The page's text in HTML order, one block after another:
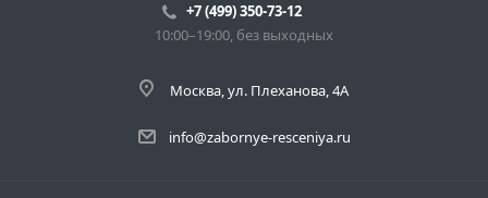
+7 (499) 350-73-12
10:00–19:00, без выходных
Москва, ул. Плеханова, 4А
info@zabornye-resceniya.ru